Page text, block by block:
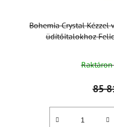
Bohemia Crystal Kézzel
üdítőitalokhoz
Raktáron
85